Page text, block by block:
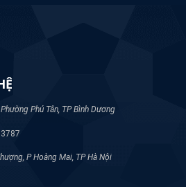
Phú Tân, TP Bình Dương
P Hoàng Mai, TP Hà Nội